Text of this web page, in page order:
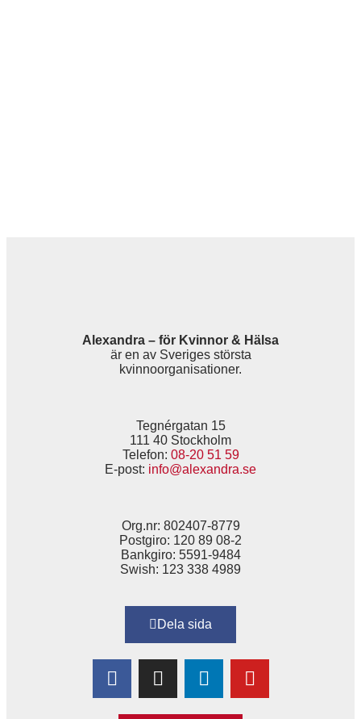
Alexandra – för Kvinnor & Hälsa
är en av Sveriges största
kvinnoorganisationer.
Tegnérgatan 15
111 40 Stockholm
Telefon: 08-20 51 59
E-post: info@alexandra.se
Org.nr: 802407-8779
Postgiro: 120 89 08-2
Bankgiro: 5591-9484
Swish: 123 338 4989
Dela sida